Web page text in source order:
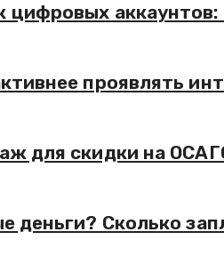
аккаунтов:
проявлять
для скидки на
деньги? Сколько